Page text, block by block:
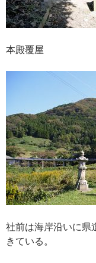
本殿覆屋
社前は海岸沿いに県
きている。